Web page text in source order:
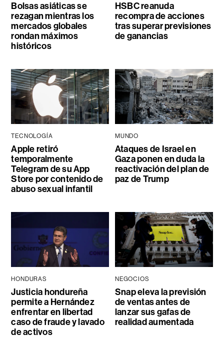
Bolsas asiáticas se
rezagan mientras los
mercados globales
rondan máximos
históricos
HSBC reanuda
recompra de acciones
tras superar previsiones
de ganancias
TECNOLOGÍA
Apple retiró
temporalmente
Telegram de su App
Store por contenido de
abuso sexual infantil
MUNDO
Ataques de Israel en
Gaza ponen en duda la
reactivación del plan de
paz de Trump
HONDURAS
Justicia hondureña
permite a Hernández
enfrentar en libertad
caso de fraude y lavado
de activos
NEGOCIOS
Snap eleva la previsión
de ventas antes de
lanzar sus gafas de
realidad aumentada